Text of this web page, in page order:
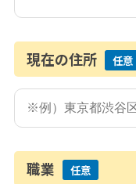
現在の住所 任意
職業 任意